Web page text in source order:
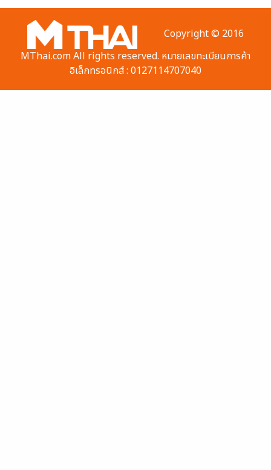
Copyright © 2016
MThai.com All rights reserved. หมายเลขทะเบียนการค้า
อิเล็กทรอนิกส์ : 0127114707040